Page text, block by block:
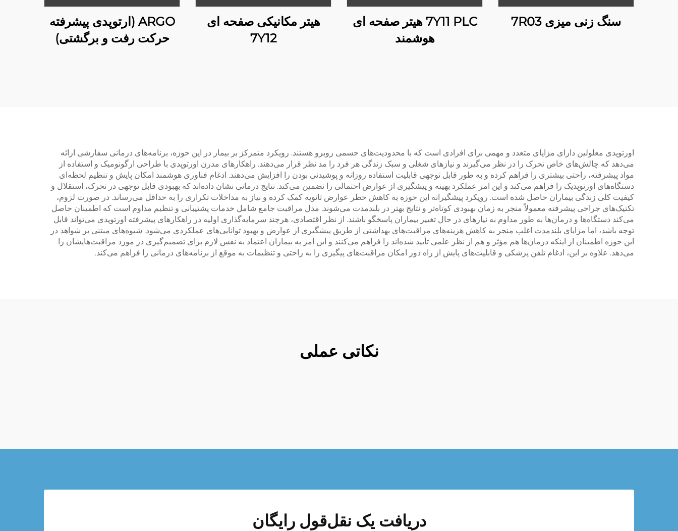
سنگ زنی میزی 7R03
7Y11 PLC هیتر صفحه ای
هوشمند
هیتر مکانیکی صفحه ای
7Y12
ARGO (ارتوپدی پیشرفته
حرکت رفت و برگشتی)
اورتوپدی معلولین دارای مزایای متعدد و مهمی برای افرادی است که با محدودیت‌های جسمی روبرو هستند. رویکرد متمرکز بر بیمار در این حوزه، برنامه‌های درمانی سفارشی ارائه
می‌دهد که چالش‌های خاص تحرک را در نظر می‌گیرند و نیازهای شغلی و سبک زندگی هر فرد را مد نظر قرار می‌دهند. راهکارهای مدرن اورتوپدی با طراحی ارگونومیک و استفاده از
مواد پیشرفته، راحتی بیشتری را فراهم کرده و به طور قابل توجهی قابلیت استفاده روزانه و پوشیدنی بودن را افزایش می‌دهند. ادغام فناوری هوشمند امکان پایش و تنظیم لحظه‌ای
دستگاه‌های اورتوپدیک را فراهم می‌کند و این امر عملکرد بهینه و پیشگیری از عوارض احتمالی را تضمین می‌کند. نتایج درمانی نشان داده‌اند که بهبودی قابل توجهی در تحرک، استقلال و
کیفیت کلی زندگی بیماران حاصل شده است. رویکرد پیشگیرانه این حوزه به کاهش خطر عوارض ثانویه کمک کرده و نیاز به مداخلات تکراری را به حداقل می‌رساند. در صورت لزوم،
تکنیک‌های جراحی پیشرفته معمولاً منجر به زمان بهبودی کوتاه‌تر و نتایج بهتر در بلندمدت می‌شوند. مدل مراقبت جامع شامل خدمات پشتیبانی و تنظیم مداوم است که اطمینان حاصل
می‌کند دستگاه‌ها و درمان‌ها به طور مداوم به نیازهای در حال تغییر بیماران پاسخگو باشند. از نظر اقتصادی، هرچند سرمایه‌گذاری اولیه در راهکارهای پیشرفته اورتوپدی می‌تواند قابل
توجه باشد، اما مزایای بلندمدت اغلب منجر به کاهش هزینه‌های مراقبت‌های بهداشتی از طریق پیشگیری از عوارض و بهبود توانایی‌های عملکردی می‌شود. شیوه‌های مبتنی بر شواهد در
این حوزه اطمینان از اینکه درمان‌ها هم مؤثر و هم از نظر علمی تأیید شده‌اند را فراهم می‌کنند و این امر به بیماران اعتماد به نفس لازم برای تصمیم‌گیری در مورد مراقبت‌هایشان را
می‌دهد. علاوه بر این، ادغام تلفن پزشکی و قابلیت‌های پایش از راه دور امکان مراقبت‌های پیگیری را به راحتی و تنظیمات به موقع از برنامه‌های درمانی را فراهم می‌کند.
نکاتی عملی
دریافت یک نقل‌قول رایگان